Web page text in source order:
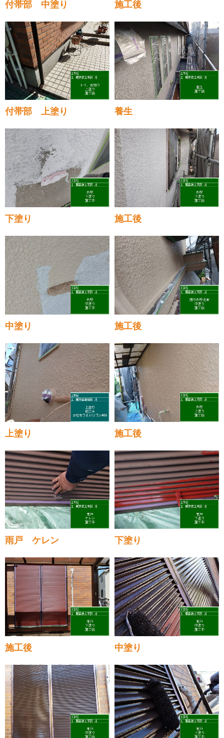
付帯部 中塗り 施工後
付帯部 上塗り 養生
下塗り 施工後
中塗り 施工後
上塗り 施工後
雨戸 ケレン 下塗り
施工後 中塗り